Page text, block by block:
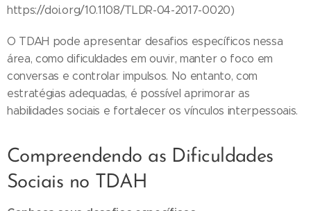
https://doi.org/10.1108/TLDR-04-2017-0020)
O TDAH pode apresentar desafios específicos nessa
área, como dificuldades em ouvir, manter o foco em
conversas e controlar impulsos. No entanto, com
estratégias adequadas, é possível aprimorar as
habilidades sociais e fortalecer os vínculos interpessoais.
Compreendendo as Dificuldades
Sociais no TDAH